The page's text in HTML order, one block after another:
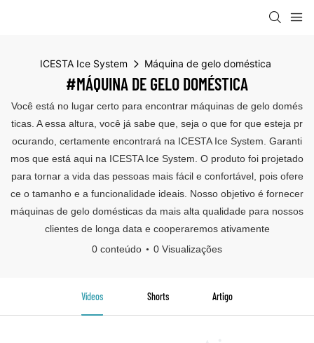
ICESTA Ice System Máquina de gelo doméstica
#MÁQUINA DE GELO DOMÉSTICA
Você está no lugar certo para encontrar máquinas de gelo domés
ticas. A essa altura, você já sabe que, seja o que for que esteja pr
ocurando, certamente encontrará na ICESTA Ice System. Garanti
mos que está aqui na ICESTA Ice System. O produto foi projetado
para tornar a vida das pessoas mais fácil e confortável, pois ofere
ce o tamanho e a funcionalidade ideais. Nosso objetivo é fornecer
máquinas de gelo domésticas da mais alta qualidade para nossos
clientes de longa data e cooperaremos ativamente
0 conteúdo
0 Visualizações
Vídeos Shorts Artigo